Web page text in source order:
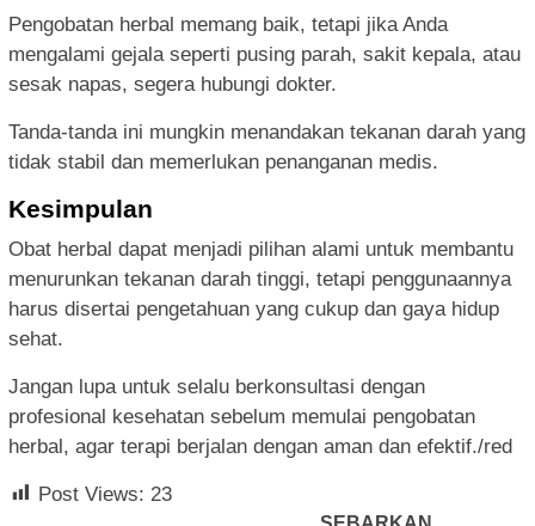
Pengobatan herbal memang baik, tetapi jika Anda
mengalami gejala seperti pusing parah, sakit kepala, atau
sesak napas, segera hubungi dokter.
Tanda-tanda ini mungkin menandakan tekanan darah yang
tidak stabil dan memerlukan penanganan medis.
Kesimpulan
Obat herbal dapat menjadi pilihan alami untuk membantu
menurunkan tekanan darah tinggi, tetapi penggunaannya
harus disertai pengetahuan yang cukup dan gaya hidup
sehat.
Jangan lupa untuk selalu berkonsultasi dengan
profesional kesehatan sebelum memulai pengobatan
herbal, agar terapi berjalan dengan aman dan efektif./red
Post Views: 23